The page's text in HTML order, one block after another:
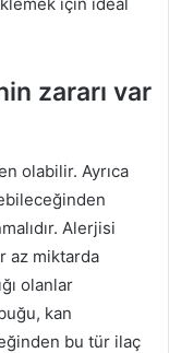
zararı var
olabilir. Ayrıca
Alerjisi
az miktarda
olanlar
kan
bu tür ilaç